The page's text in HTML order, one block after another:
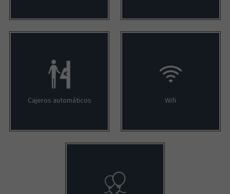
Cajeros automáticos Wifi